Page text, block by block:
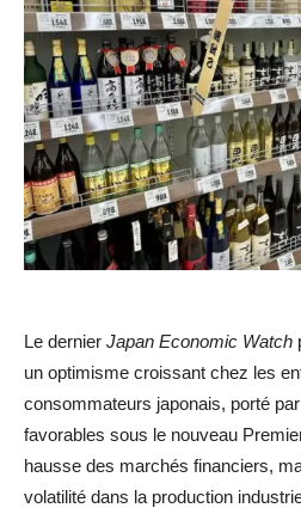
Le dernier Japan Economic Watch
un optimisme croissant chez les
consommateurs japonais, porté
favorables sous le nouveau
hausse des marchés financiers,
volatilité dans la production